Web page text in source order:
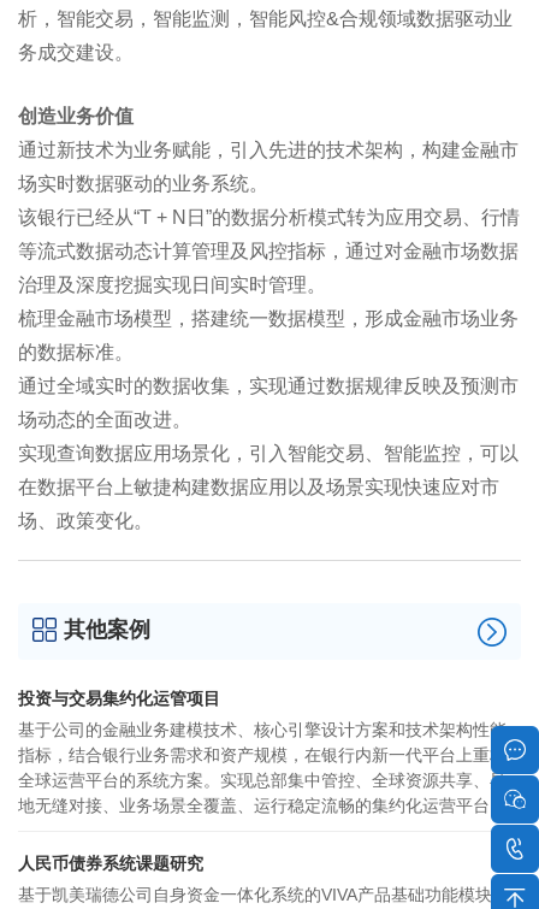
析，智能交易，智能监测，智能风控&合规领域数据驱动业
务成交建设。
创造业务价值
通过新技术为业务赋能，引入先进的技术架构，构建金融市
场实时数据驱动的业务系统。
该银行已经从“T + N日”的数据分析模式转为应用交易、行情
等流式数据动态计算管理及风控指标，通过对金融市场数据
治理及深度挖掘实现日间实时管理。
梳理金融市场模型，搭建统一数据模型，形成金融市场业务
的数据标准。
通过全域实时的数据收集，实现通过数据规律反映及预测市
场动态的全面改进。
实现查询数据应用场景化，引入智能交易、智能监控，可以
在数据平台上敏捷构建数据应用以及场景实现快速应对市
场、政策变化。
其他案例
投资与交易集约化运管项目
基于公司的金融业务建模技术、核心引擎设计方案和技术架构性能
指标，结合银行业务需求和资产规模，在银行内新一代平台上重构
全球运营平台的系统方案。实现总部集中管控、全球资源共享、异
地无缝对接、业务场景全覆盖、运行稳定流畅的集约化运营平台。
人民币债券系统课题研究
基于凯美瑞德公司自身资金一体化系统的VIVA产品基础功能模块，